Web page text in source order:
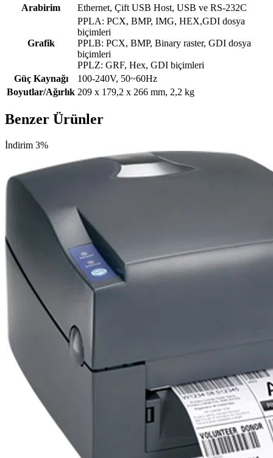
Arabirim
Ethernet, Çift USB Host, USB ve RS-232C
Grafik
PPLA: PCX, BMP, IMG, HEX,GDI dosya
biçimleri
PPLB: PCX, BMP, Binary raster, GDI dosya
biçimleri
PPLZ: GRF, Hex, GDI biçimleri
Güç Kaynağı
100-240V, 50~60Hz
Boyutlar/Ağırlık 209 x 179,2 x 266 mm, 2,2 kg
Benzer Ürünler
İndirim 3%